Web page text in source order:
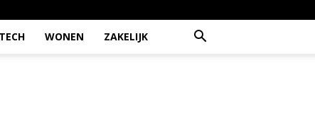
TECH WONEN ZAKELIJK